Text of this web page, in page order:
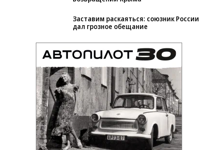
Зеленский неожиданно высказался о
Заставим раскаяться: союзник России
дал грозное обещание